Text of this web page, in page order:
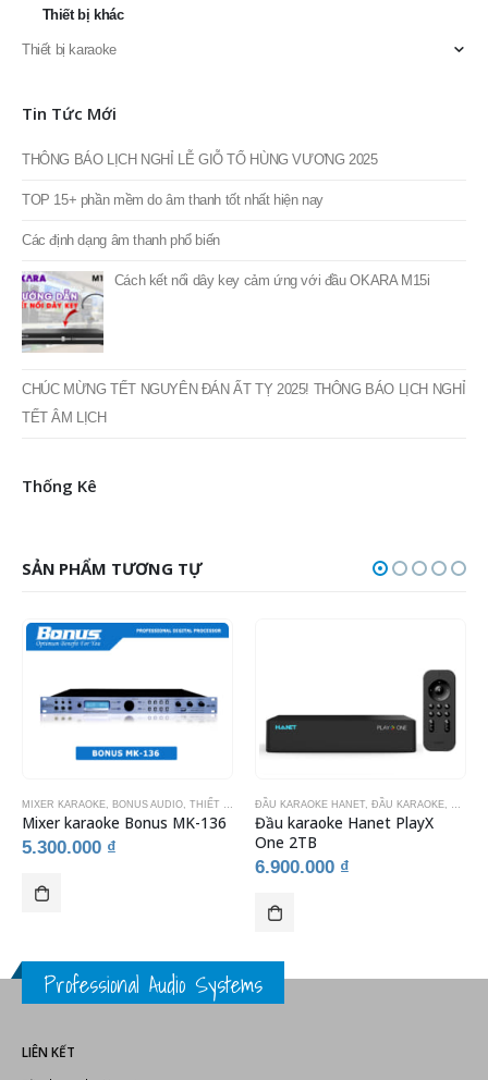
Đèn Laser
Đèn LED
Đèn Par
Thiết bị khác
Thiết bị karaoke
Tin Tức Mới
THÔNG BÁO LỊCH NGHỈ LỄ GIỖ TỔ HÙNG VƯƠNG 2025
TOP 15+ phần mềm do âm thanh tốt nhất hiện nay
Các định dạng âm thanh phổ biến
TẾT ÂM LỊCH
Thống Kê
SẢN PHẨM TƯƠNG TỰ
Mixer karaoke Bonus MK-136
5.300.000₫
Đầu karaoke Hanet PlayX
One 2TB
6.900.000